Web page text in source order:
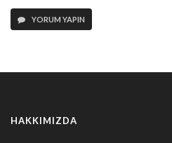
YORUM YAPIN
HAKKIMIZDA